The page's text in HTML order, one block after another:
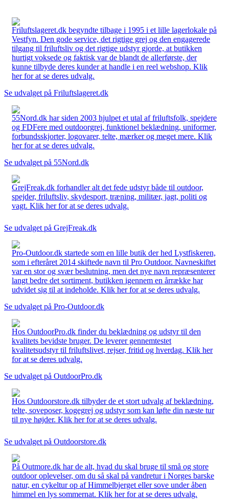
Friluftslageret.dk begyndte tilbage i 1995 i et lille lagerlokale på
Vestfyn. Den gode service, det rigtige grej og den engagerede
tilgang til friluftsliv og det rigtige udstyr gjorde, at butikken
hurtigt voksede og faktisk var de blandt de allerførste, der
kunne tilbyde deres kunder at handle i en reel webshop. Klik
her for at se deres udvalg.
Se udvalget på Friluftslageret.dk
55Nord.dk har siden 2003 hjulpet et utal af friluftsfolk, spejdere
og FDFere med outdoorgrej, funktionel beklædning, uniformer,
forbundsskjorter, logovarer, telte, mærker og meget mere. Klik
her for at se deres udvalg.
Se udvalget på 55Nord.dk
GrejFreak.dk forhandler alt det fede udstyr både til outdoor,
spejder, friluftsliv, skydesport, træning, militær, jagt, politi og
vagt. Klik her for at se deres udvalg.
Se udvalget på GrejFreak.dk
Pro-Outdoor.dk startede som en lille butik der hed Lystfiskeren,
som i efteråret 2014 skiftede navn til Pro Outdoor. Navneskiftet
var en stor og svær beslutning, men det nye navn repræsenterer
langt bedre det sortiment, butikken igennem en årrække har
udvidet sig til at indeholde. Klik her for at se deres udvalg.
Se udvalget på Pro-Outdoor.dk
Hos OutdoorPro.dk finder du beklædning og udstyr til den
kvalitets bevidste bruger. De leverer gennemtestet
kvalitetsudstyr til friluftslivet, rejser, fritid og hverdag. Klik her
for at se deres udvalg.
Se udvalget på OutdoorPro.dk
Hos Outdoorstore.dk tilbyder de et stort udvalg af beklædning,
telte, soveposer, kogegrej og udstyr som kan løfte din næste tur
til nye højder. Klik her for at se deres udvalg.
Se udvalget på Outdoorstore.dk
På Outmore.dk har de alt, hvad du skal bruge til små og store
outdoor oplevelser, om du så skal på vandretur i Norges barske
natur, en cykeltur op af Himmelbjerget eller sove under åben
himmel en lys sommernat. Klik her for at se deres udvalg.